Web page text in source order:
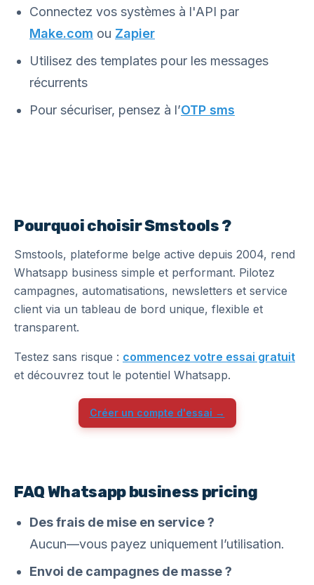
Connectez vos systèmes à l'API par
Make.com ou Zapier
Utilisez des templates pour les messages
récurrents
Pour sécuriser, pensez à l’OTP sms
Pourquoi choisir Smstools ?
Smstools, plateforme belge active depuis 2004, rend
Whatsapp business simple et performant. Pilotez
campagnes, automatisations, newsletters et service
client via un tableau de bord unique, flexible et
transparent.
Testez sans risque : commencez votre essai gratuit
et découvrez tout le potentiel Whatsapp.
Créer un compte d'essai →
FAQ Whatsapp business pricing
Des frais de mise en service ?
Aucun—vous payez uniquement l’utilisation.
Envoi de campagnes de masse ?